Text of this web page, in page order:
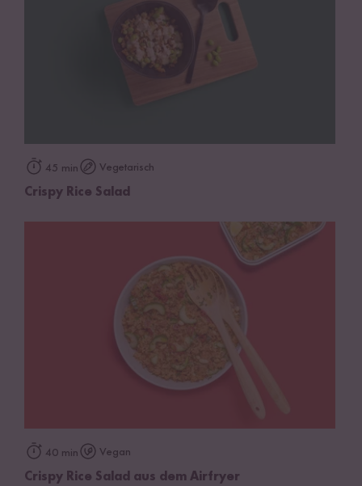
45 min Vegetarisch
Crispy Rice Salad
40 min Vegan
Crispy Rice Salad aus dem Airfryer